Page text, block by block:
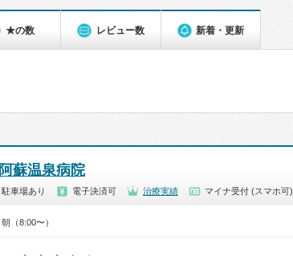
★の数 レビュー数 新着・更新
阿蘇温泉病院
駐車場あり 電子決済可 治療実績 マイナ受付 (スマホ可)
朝（8:00〜）